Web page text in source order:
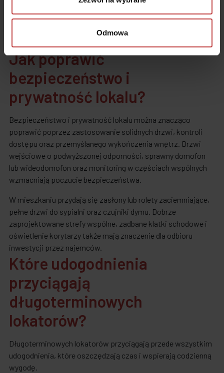
Odmowa
projektach mieszkaniowych częściej stosuje się rozwiązania
przyjazne środowisku i technologie poprawiające
energooszczędność. To buduje przewagę oferty w oczach
Jak poprawić
bezpieczeństwo i
prywatność lokalu?
Bezpieczeństwo i prywatność lokalu można znacząco
poprawić poprzez zastosowanie solidnych drzwi, kontroli
dostępu oraz przemyślanego wykończenia wnętrz. Drzwi
wejściowe o podwyższonej odporności, sprawny domofon
lub wideodomofon oraz monitoring w częściach wspólnych
wzmacniają poczucie bezpieczeństwa.
W mieszkaniu przydają się zasłony lub rolety zaciemniające,
pełne drzwi do sypialni oraz czujniki dymu. Dobrze
zaprojektowane strefy wspólne, zadbane klatki schodowe i
oświetlenie korytarzy także mają znaczenie dla odbioru
inwestycji przez najemców.
Które udogodnienia
przyciągają
długoterminowych
lokatorów?
Długoterminowych lokatorów przyciągają przede wszystkim
udogodnienia, które oszczędzają czas i wspierają codzienną
wygodę.